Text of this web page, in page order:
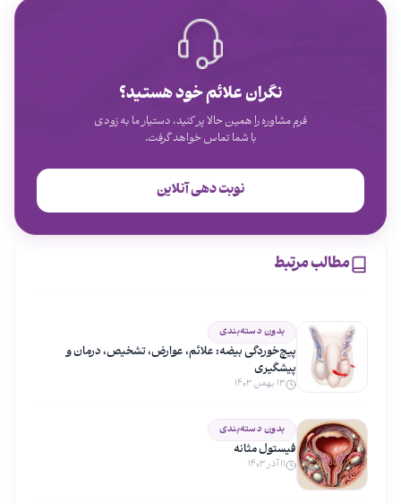
نگران علائم خود هستید؟
فرم مشاوره را همین حالا پر کنید، دستیار ما به زودی
با شما تماس خواهد گرفت.
نوبت دهی آنلاین
مطالب مرتبط
بدون دسته‌بندی
پیچ‌خوردگی بیضه: علائم، عوارض، تشخیص، درمان و
پیشگیری
۱۳ بهمن ۱۴۰۳
بدون دسته‌بندی
فیستول مثانه
۱۱ آذر ۱۴۰۳